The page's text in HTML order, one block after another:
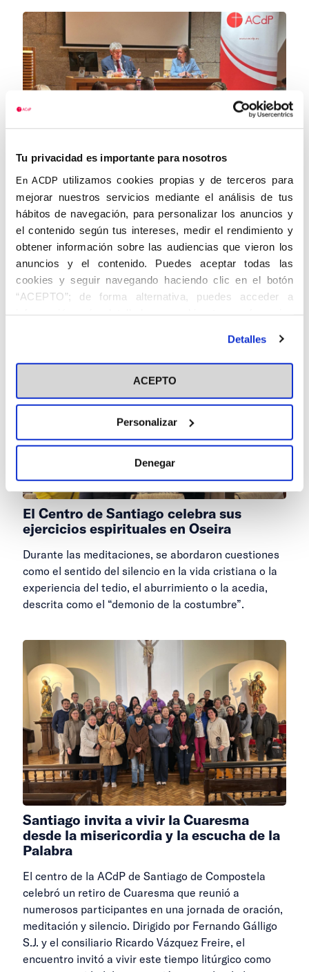
Tu privacidad es importante para nosotros
En ACDP utilizamos cookies propias y de terceros para
mejorar nuestros servicios mediante el análisis de tus
hábitos de navegación, para personalizar los anuncios y
el contenido según tus intereses, medir el rendimiento y
obtener información sobre las audiencias que vieron los
anuncios y el contenido. Puedes aceptar todas las
cookies y seguir navegando haciendo clic en el botón
“ACEPTO”; de forma alternativa, puedes acceder a
información más detallada y cambiar tus preferencias
en el botón "Personalizar". Para más información puedes
visitar nuestra Política de Cookies
Detalles
ACEPTO
Personalizar
Denegar
La huella del fundador: Santiago
redescubre la figura del padre Ángel
Ayala
La conferencia fue impartida por Manuel Bustos
Rodríguez, catedrático jubilado de Historia Moderna
de la Universidad de Cádiz y profundo conocedor de
la historia de la ACdP
El Centro de Santiago celebra sus
ejercicios espirituales en Oseira
Durante las meditaciones, se abordaron cuestiones
como el sentido del silencio en la vida cristiana o la
experiencia del tedio, el aburrimiento o la acedia,
descrita como el “demonio de la costumbre”.
Santiago invita a vivir la Cuaresma
desde la misericordia y la escucha de la
Palabra
El centro de la ACdP de Santiago de Compostela
celebró un retiro de Cuaresma que reunió a
numerosos participantes en una jornada de oración,
meditación y silencio. Dirigido por Fernando Gálligo
S.J. y el consiliario Ricardo Vázquez Freire, el
encuentro invitó a vivir este tiempo litúrgico como